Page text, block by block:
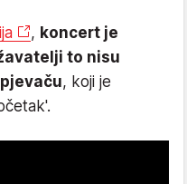
, koncert je
to nisu
, koji je